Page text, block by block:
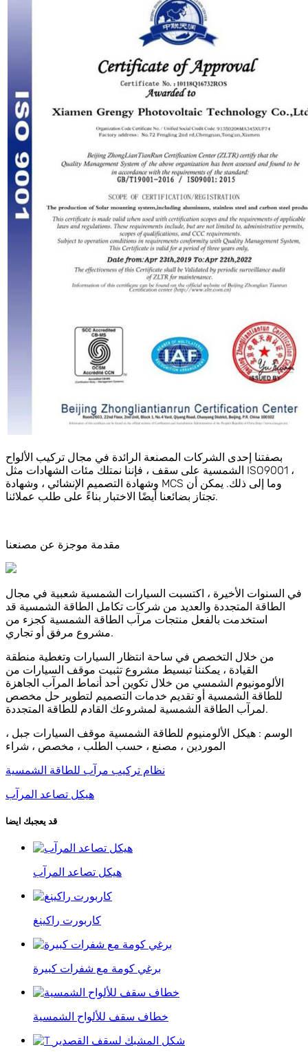
بصفتنا إحدى الشركات المصنعة الرائدة في مجال تركيب الألواح
الشمسية على سقف ، فإننا نمتلك مئات الشهادات مثل ISO9001 ،
وشهادة التصميم الإنشائي ، وشهادة MCS وما إلى ذلك. يمكن أن
تجتاز بضائعنا أيضًا الاختبار بناءً على طلب عملائنا.
مقدمة موجزة عن مصنعنا
في السنوات الأخيرة ، اكتسبت السيارات الشمسية شعبية في مجال
الطاقة المتجددة والعديد من شركات تكامل الطاقة الشمسية قد
استخدمت بالفعل منتجات مرآب الطاقة الشمسية كجزء من
مشروع مرفق أو تجاري.
من خلال التخصص في ساحة انتظار السيارات وتغطية منطقة
القيادة ، يمكننا تبسيط مشروع تثبيت موقف السيارات من
الألومونيوم الشمسي من خلال تكوين أحد أنماط المرآب الجاهزة
للطاقة الشمسية أو تقديم خدمات التصميم لتطوير حل مخصص
لمرآب الطاقة الشمسية لمشروعك القادم للطاقة المتجددة.
الوسم : هيكل الألومنيوم للطاقة الشمسية موقف السيارات جبل ،
الموردين ، مصنع ، حسب الطلب ، مخصص ، شراء
نظام تركيب مرآب للطاقة الشمسية
هيكل تصاعد المرآب
قد يعجبك ايضا
هيكل تصاعد المرآب
كاربورت راكينغ
برغي كومة مع شفرات كبيرة
خطاف سقف للألواح الشمسية